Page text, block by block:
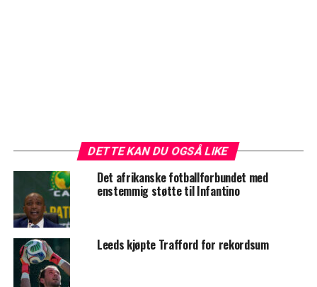
DETTE KAN DU OGSÅ LIKE
Det afrikanske fotballforbundet med
enstemmig støtte til Infantino
Leeds kjøpte Trafford for rekordsum